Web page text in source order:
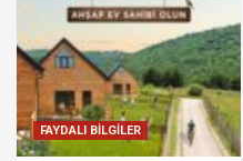
FAYDALI BİLGİLER